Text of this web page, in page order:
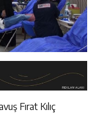
Fırat Kılıç